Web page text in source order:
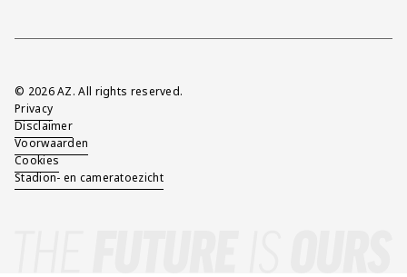
Overig
© 2026 AZ. All rights reserved.
Privacy
Disclaimer
Voorwaarden
Cookies
Stadion- en cameratoezicht